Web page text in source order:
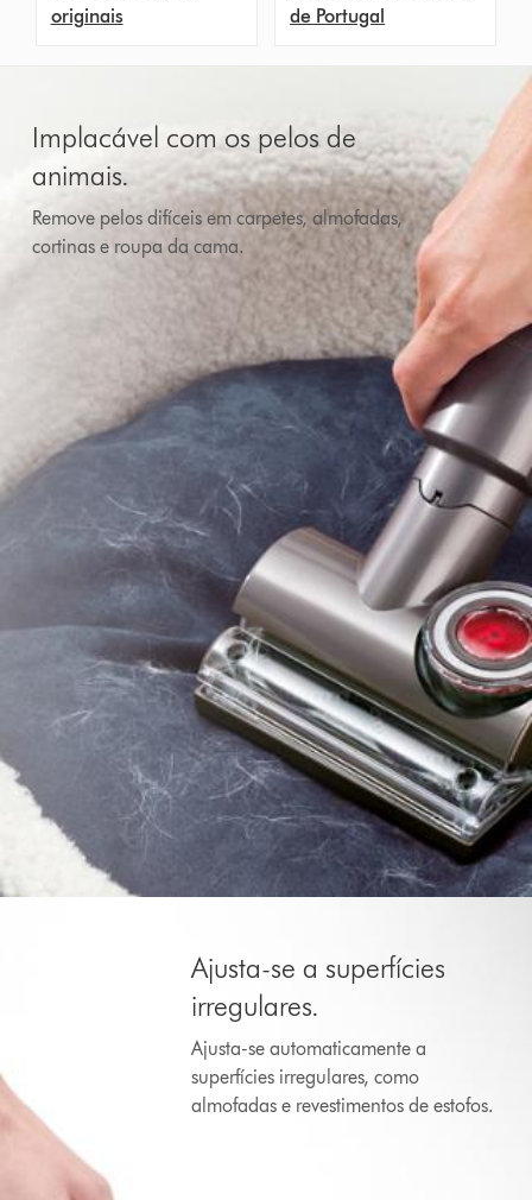
originais
de Portugal
Implacável com os pelos de
animais.
Remove pelos difíceis em carpetes, almofadas,
cortinas e roupa da cama.
Ajusta-se a superfícies
irregulares.
Ajusta-se automaticamente a
superfícies irregulares, como
almofadas e revestimentos de estofos.